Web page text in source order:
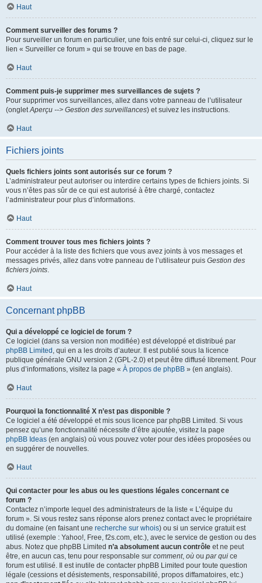
Haut
Comment surveiller des forums ?
Pour surveiller un forum en particulier, une fois entré sur celui-ci, cliquez sur le
lien « Surveiller ce forum » qui se trouve en bas de page.
Haut
Comment puis-je supprimer mes surveillances de sujets ?
Pour supprimer vos surveillances, allez dans votre panneau de l’utilisateur
(ongletAperçu --> Gestion des surveillances) et suivez les instructions.
Haut
Fichiers joints
Quels fichiers joints sont autorisés sur ce forum ?
L’administrateur peut autoriser ou interdire certains types de fichiers joints. Si
vous n’êtes pas sûr de ce qui est autorisé à être chargé, contactez
l’administrateur pour plus d’informations.
Haut
Comment trouver tous mes fichiers joints ?
Pour accéder à la liste des fichiers que vous avez joints à vos messages et
messages privés, allez dans votre panneau de l’utilisateur puis Gestion des
fichiers joints.
Haut
Concernant phpBB
Qui a développé ce logiciel de forum ?
Ce logiciel (dans sa version non modifiée) est développé et distribué par
phpBB Limited , qui en a les droits d’auteur. Il est publié sous la licence
publique générale GNU version 2 (GPL-2.0) et peut être diffusé librement. Pour
plus d’informations, visitez la page « À propos de phpBB » (en anglais).
Haut
Pourquoi la fonctionnalité X n’est pas disponible ?
Ce logiciel a été développé et mis sous licence par phpBB Limited. Si vous
pensez qu’une fonctionnalité nécessite d’être ajoutée, visitez la page
phpBB Ideas (en anglais) où vous pouvez voter pour des idées proposées ou
en suggérer de nouvelles.
Haut
Qui contacter pour les abus ou les questions légales concernant ce
forum ?
Contactez n’importe lequel des administrateurs de la liste « L’équipe du
forum ». Si vous restez sans réponse alors prenez contact avec le propriétaire
du domaine (en faisant une recherche sur whois) ou si un service gratuit est
utilisé (exemple : Yahoo!, Free, f2s.com, etc.), avec le service de gestion ou des
abus. Notez que phpBB Limited n’a absolument aucun contrôle et ne peut
être, en aucun cas, tenu pour responsable sur comment, où ou par qui ce
forum est utilisé. Il est inutile de contacter phpBB Limited pour toute question
légale (cessions et désistements, responsabilité, propos diffamatoires, etc.)